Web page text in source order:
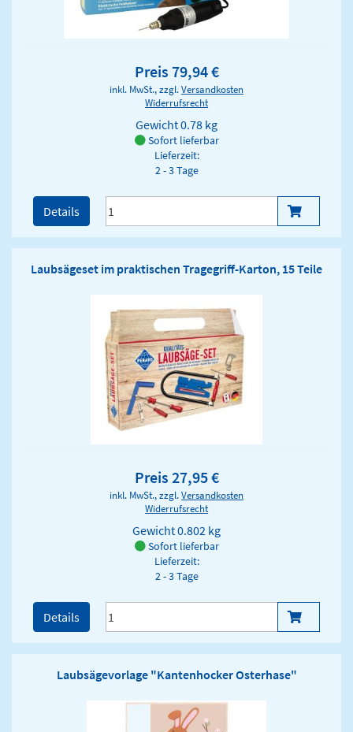
Preis 79,94 €
inkl. MwSt., zzgl.Versandkosten
Widerrufsrecht
Gewicht0.78 kg
Sofort lieferbar
Lieferzeit:
2 - 3 Tage
Details
Laubsägeset im praktischen Tragegriff-Karton, 15 Teile
Preis 27,95 €
inkl. MwSt., zzgl.Versandkosten
Widerrufsrecht
Gewicht0.802 kg
Sofort lieferbar
Lieferzeit:
2 - 3 Tage
Details
Laubsägevorlage "Kantenhocker Osterhase"